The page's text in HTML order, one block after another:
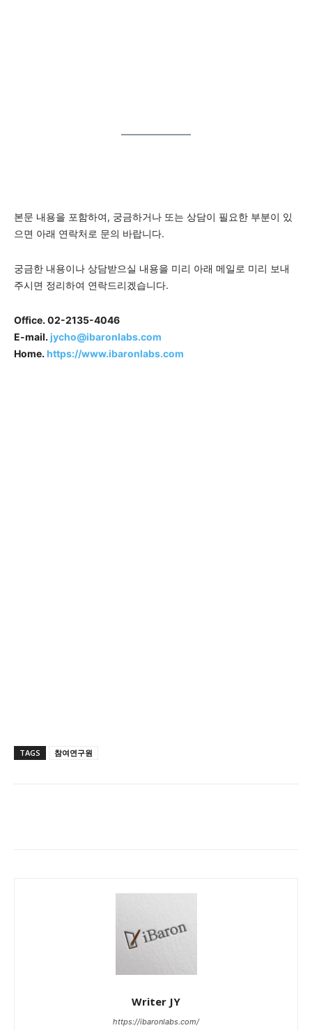
본문 내용을 포함하여, 궁금하거나 또는 상담이 필요한 부분이 있
으면 아래 연락처로 문의 바랍니다.
궁금한 내용이나 상담받으실 내용을 미리 아래 메일로 미리 보내
주시면 정리하여 연락드리겠습니다.
Office. 02-2135-4046
E-mail. jycho@ibaronlabs.com
Home. https://www.ibaronlabs.com
TAGS 참여연구원
Writer JY
https://ibaronlabs.com/